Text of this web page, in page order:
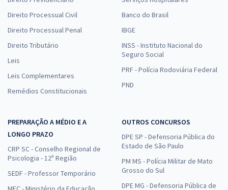
Direito Processual Civil
Direito Processual Penal
Direito Tributário
Leis
Leis Complementares
Remédios Constitucionais
Banco do Brasil
IBGE
INSS - Instituto Nacional do
Seguro Social
PRF - Polícia Rodoviária Federal
PND
PREPARAÇÃO A MÉDIO E A
LONGO PRAZO
CRP SC - Conselho Regional de
Psicologia - 12ª Região
SEDF - Professor Temporário
OUTROS CONCURSOS
DPE SP - Defensoria Pública do
Estado de São Paulo
PM MS - Polícia Militar de Mato
Grosso do Sul
DPE MG - Defensoria Pública de